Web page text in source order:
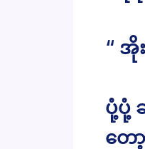
“ အို
ပုံ့ပုံ့
တေ